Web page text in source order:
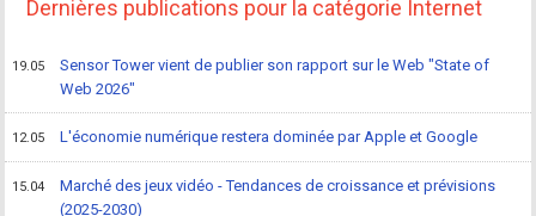
Dernières publications pour la catégorie Internet
19.05
Sensor Tower vient de publier son rapport sur le Web "State of
Web 2026"
12.05 L'économie numérique restera dominée par Apple et Google
15.04
Marché des jeux vidéo - Tendances de croissance et prévisions
(2025-2030)